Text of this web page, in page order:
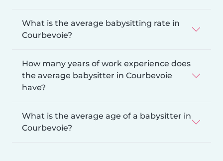
What is the average babysitting rate in
Courbevoie?
How many years of work experience does
the average babysitter in Courbevoie
have?
What is the average age of a babysitter in
Courbevoie?